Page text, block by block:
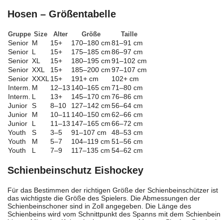
Hosen – Größentabelle
Gruppe Size Alter Größe Taille
Senior M 15+ 170–180 cm81–91 cm
Senior L 15+ 175–185 cm86–97 cm
Senior XL 15+ 180–195 cm91–102 cm
Senior XXL 15+ 185–200 cm97–107 cm
Senior XXXL 15+ 191+ cm
102+ cm
Interm. M 12–13 140–165 cm71–80 cm
Interm. L 13+ 145–170 cm76–86 cm
Junior S 8–10 127–142 cm56–64 cm
Junior
M 10–11 140–150 cm62–66 cm
Junior
L 11–13 147–165 cm66–72 cm
Youth
S 3–5 91–107 cm
48–53 cm
Youth
M 5–7 104–119 cm 51–56 cm
Youth
L 7–9 117–135 cm 54–62 cm
Schienbeinschutz Eishockey
Für das Bestimmen der richtigen Größe der Schienbeinschützer ist
das wichtigste die Größe des Spielers. Die Abmessungen der
Schienbeinschoner sind in Zoll angegeben. Die Länge des
Schienbeins wird vom Schnittpunkt des Spanns mit dem Schienbein